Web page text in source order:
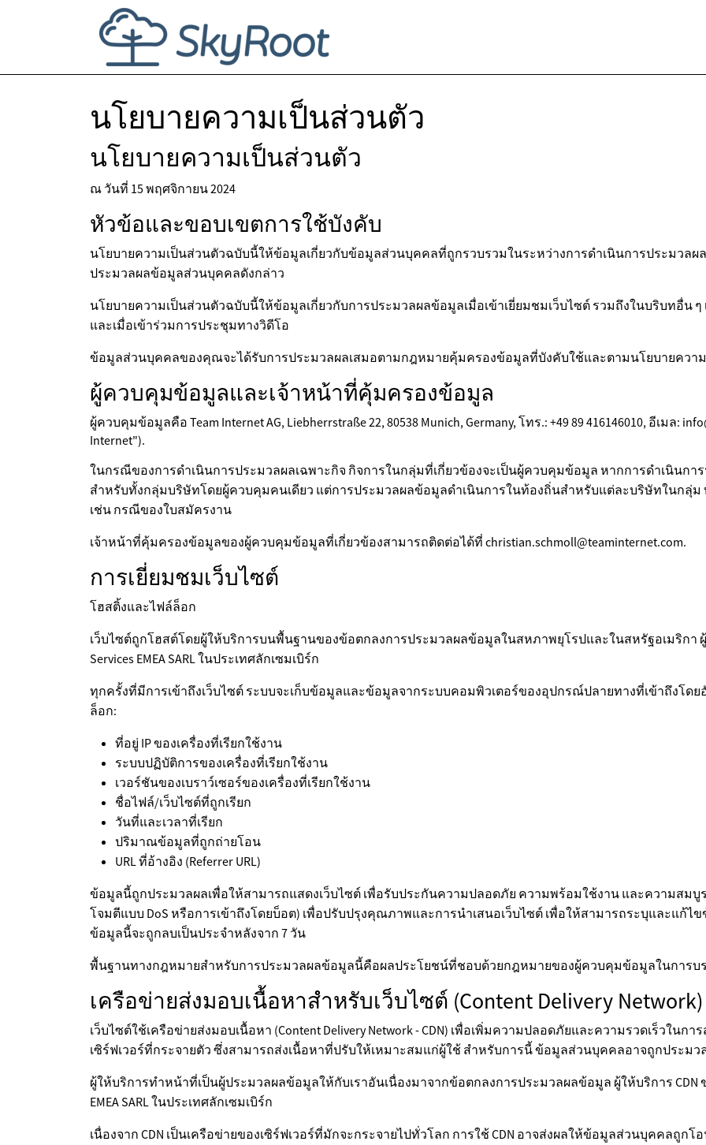
นโยบายความเป็นส่วนตัว
นโยบายความเป็นส่วนตัว
ณ วันที่ 15 พฤศจิกายน 2024
หัวข้อและขอบเขตการใช้บังคับ
นโยบายความเป็นส่วนตัวฉบับนี้ให้ข้อมูลเกี่ยวกับข้อมูลส่วนบุคคลที่ถูกรวบรวมในระหว่างการดำเนินการประมวลผ
ประมวลผลข้อมูลส่วนบุคคลดังกล่าว
นโยบายความเป็นส่วนตัวฉบับนี้ให้ข้อมูลเกี่ยวกับการประมวลผลข้อมูลเมื่อเข้าเยี่ยมชมเว็บไซต์ รวมถึงในบริบทอื่น
และเมื่อเข้าร่วมการประชุมทางวิดีโอ
ข้อมูลส่วนบุคคลของคุณจะได้รับการประมวลผลเสมอตามกฎหมายคุ้มครองข้อมูลที่บังคับใช้และตามนโยบายควา
ผู้ควบคุมข้อมูลและเจ้าหน้าที่คุ้มครองข้อมูล
ผู้ควบคุมข้อมูลคือ Team Internet AG, Liebherrstraße 22, 80538 Munich, Germany, โทร.: +49 89 416146010, อีเมล:
Internet").
ในกรณีของการดำเนินการประมวลผลเฉพาะกิจ กิจการในกลุ่มที่เกี่ยวข้องจะเป็นผู้ควบคุมข้อมูล หากการดำเนินกา
สำหรับทั้งกลุ่มบริษัทโดยผู้ควบคุมคนเดียว แต่การประมวลผลข้อมูลดำเนินการในท้องถิ่นสำหรับแต่ละบริษัทในกลุ่
เช่น กรณีของใบสมัครงาน
เจ้าหน้าที่คุ้มครองข้อมูลของผู้ควบคุมข้อมูลที่เกี่ยวข้องสามารถติดต่อได้ที่ christian.schmoll@teaminternet.com.
การเยี่ยมชมเว็บไซต์
โฮสติ้งและไฟล์ล็อก
เว็บไซต์ถูกโฮสต์โดยผู้ให้บริการบนพื้นฐานของข้อตกลงการประมวลผลข้อมูลในสหภาพยุโรปและในสหรัฐอเมริกา ผู้
Services EMEA SARL ในประเทศลักเซมเบิร์ก
ทุกครั้งที่มีการเข้าถึงเว็บไซต์ ระบบจะเก็บข้อมูลและข้อมูลจากระบบคอมพิวเตอร์ของอุปกรณ์ปลายทางที่เข้าถึงโด
ล็อก:
ที่อยู่ IP ของเครื่องที่เรียกใช้งาน
ระบบปฏิบัติการของเครื่องที่เรียกใช้งาน
เวอร์ชันของเบราว์เซอร์ของเครื่องที่เรียกใช้งาน
ชื่อไฟล์/เว็บไซต์ที่ถูกเรียก
วันที่และเวลาที่เรียก
ปริมาณข้อมูลที่ถูกถ่ายโอน
URL ที่อ้างอิง (Referrer URL)
ข้อมูลนี้ถูกประมวลผลเพื่อให้สามารถแสดงเว็บไซต์ เพื่อรับประกันความปลอดภัย ความพร้อมใช้งาน และความสมบู
โจมตีแบบ DoS หรือการเข้าถึงโดยบ็อต) เพื่อปรับปรุงคุณภาพและการนำเสนอเว็บไซต์ เพื่อให้สามารถระบุและแก้
ข้อมูลนี้จะถูกลบเป็นประจำหลังจาก 7 วัน
พื้นฐานทางกฎหมายสำหรับการประมวลผลข้อมูลนี้คือผลประโยชน์ที่ชอบด้วยกฎหมายของผู้ควบคุมข้อมูลในการบ
เครือข่ายส่งมอบเนื้อหาสำหรับเว็บไซต์ (Content Delivery Network)
เว็บไซต์ใช้เครือข่ายส่งมอบเนื้อหา (Content Delivery Network - CDN) เพื่อเพิ่มความปลอดภัยและความรวดเร็วในกา
เซิร์ฟเวอร์ที่กระจายตัว ซึ่งสามารถส่งเนื้อหาที่ปรับให้เหมาะสมแก่ผู้ใช้ สำหรับการนี้ ข้อมูลส่วนบุคคลอาจถูกประมว
ผู้ให้บริการทำหน้าที่เป็นผู้ประมวลผลข้อมูลให้กับเราอันเนื่องมาจากข้อตกลงการประมวลผลข้อมูล ผู้ให้บริการ CDN ขอ
EMEA SARL ในประเทศลักเซมเบิร์ก
เนื่องจาก CDN เป็นเครือข่ายของเซิร์ฟเวอร์ที่มักจะกระจายไปทั่วโลก การใช้ CDN อาจส่งผลให้ข้อมูลส่วนบุคคลถูก